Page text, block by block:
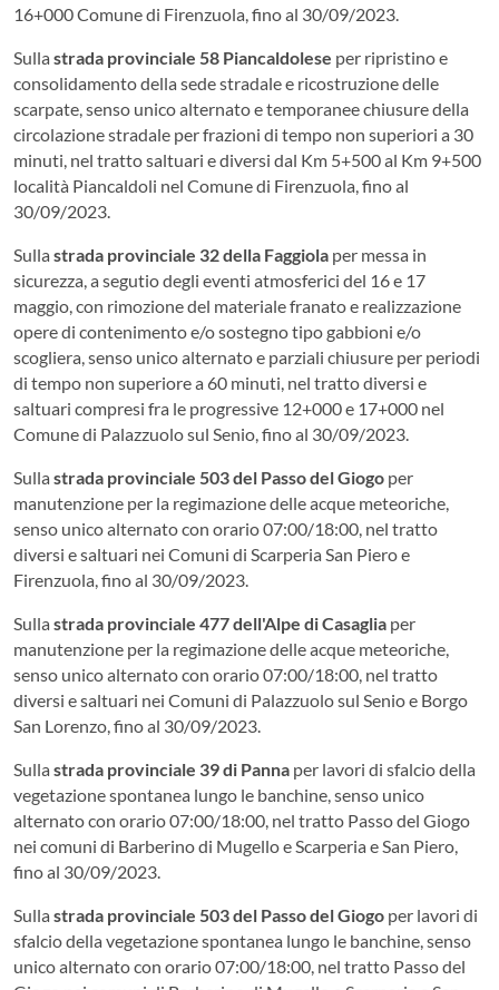
16+000 Comune di Firenzuola, fino al 30/09/2023.
Sulla strada provinciale 58 Piancaldolese per ripristino e
consolidamento della sede stradale e ricostruzione delle
scarpate, senso unico alternato e temporanee chiusure della
circolazione stradale per frazioni di tempo non superiori a 30
minuti, nel tratto saltuari e diversi dal Km 5+500 al Km 9+500
località Piancaldoli nel Comune di Firenzuola, fino al
30/09/2023.
Sulla strada provinciale 32 della Faggiola per messa in
sicurezza, a segutio degli eventi atmosferici del 16 e 17
maggio, con rimozione del materiale franato e realizzazione
opere di contenimento e/o sostegno tipo gabbioni e/o
scogliera, senso unico alternato e parziali chiusure per periodi
di tempo non superiore a 60 minuti, nel tratto diversi e
saltuari compresi fra le progressive 12+000 e 17+000 nel
Comune di Palazzuolo sul Senio, fino al 30/09/2023.
Sulla strada provinciale 503 del Passo del Giogo per
manutenzione per la regimazione delle acque meteoriche,
senso unico alternato con orario 07:00/18:00, nel tratto
diversi e saltuari nei Comuni di Scarperia San Piero e
Firenzuola, fino al 30/09/2023.
Sulla strada provinciale 477 dell'Alpe di Casaglia per
manutenzione per la regimazione delle acque meteoriche,
senso unico alternato con orario 07:00/18:00, nel tratto
diversi e saltuari nei Comuni di Palazzuolo sul Senio e Borgo
San Lorenzo, fino al 30/09/2023.
Sulla strada provinciale 39 di Panna per lavori di sfalcio della
vegetazione spontanea lungo le banchine, senso unico
alternato con orario 07:00/18:00, nel tratto Passo del Giogo
nei comuni di Barberino di Mugello e Scarperia e San Piero,
fino al 30/09/2023.
Sulla strada provinciale 503 del Passo del Giogo per lavori di
sfalcio della vegetazione spontanea lungo le banchine, senso
unico alternato con orario 07:00/18:00, nel tratto Passo del